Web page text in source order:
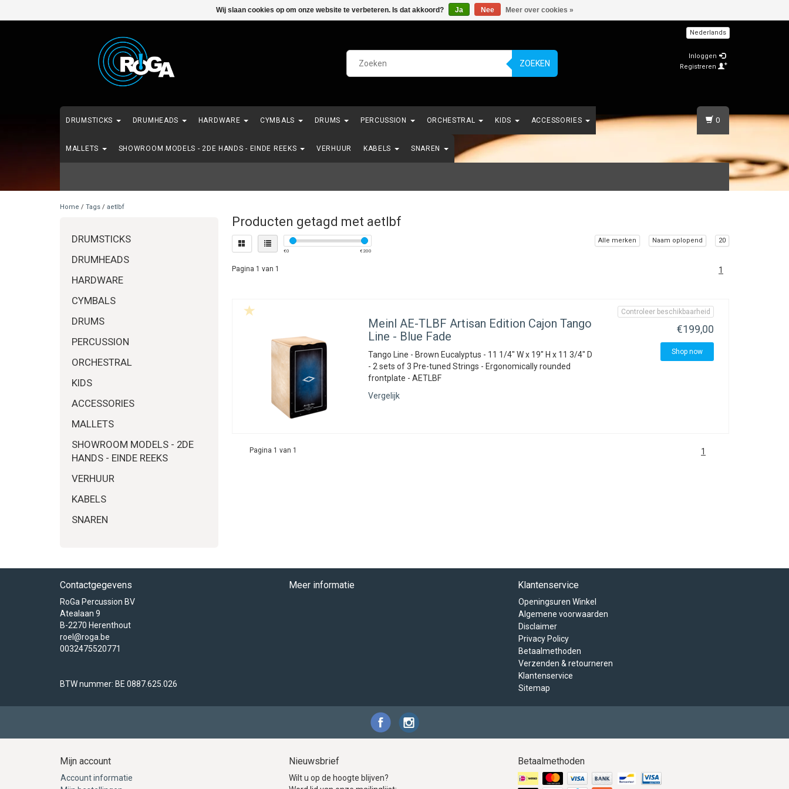
ZOEKEN
Nederlands
Inloggen
Registreren
DRUMSTICKS DRUMHEADS HARDWARE CYMBALS DRUMS PERCUSSION ORCHESTRAL KIDS ACCESSORIES
MALLETS SHOWROOM MODELS - 2DE HANDS - EINDE REEKS VERHUUR KABELS SNAREN
0
Home / Tags / aetlbf
DRUMSTICKS
DRUMHEADS
HARDWARE
CYMBALS
DRUMS
PERCUSSION
ORCHESTRAL
KIDS
ACCESSORIES
MALLETS
SHOWROOM MODELS - 2DE
HANDS - EINDE REEKS
VERHUUR
KABELS
SNAREN
Producten getagd met aetlbf
€0 € 200
Alle merken Naam oplopend 20
Pagina 1 van 1 1
Meinl AE-TLBF Artisan Edition Cajon Tango
Line - Blue Fade
Tango Line - Brown Eucalyptus - 11 1/4" W x 19" H x 11 3/4" D
- 2 sets of 3 Pre-tuned Strings - Ergonomically rounded
frontplate - AETLBF
Vergelijk
Controleer beschikbaarheid
€199,00
Shop now
Pagina 1 van 1 1
Contactgegevens
RoGa Percussion BV
Atealaan 9
B-2270 Herenthout
roel@roga.be
0032475520771
BTW nummer: BE 0887.625.026
Meer informatie Klantenservice
Openingsuren Winkel
Algemene voorwaarden
Disclaimer
Privacy Policy
Betaalmethoden
Verzenden & retourneren
Klantenservice
Sitemap
Mijn account
Account informatie
Nieuwsbrief
Wilt u op de hoogte blijven?
Betaalmethoden
Wij slaan cookies op om onze website te verbeteren. Is dat akkoord? Ja Nee Meer over cookies »